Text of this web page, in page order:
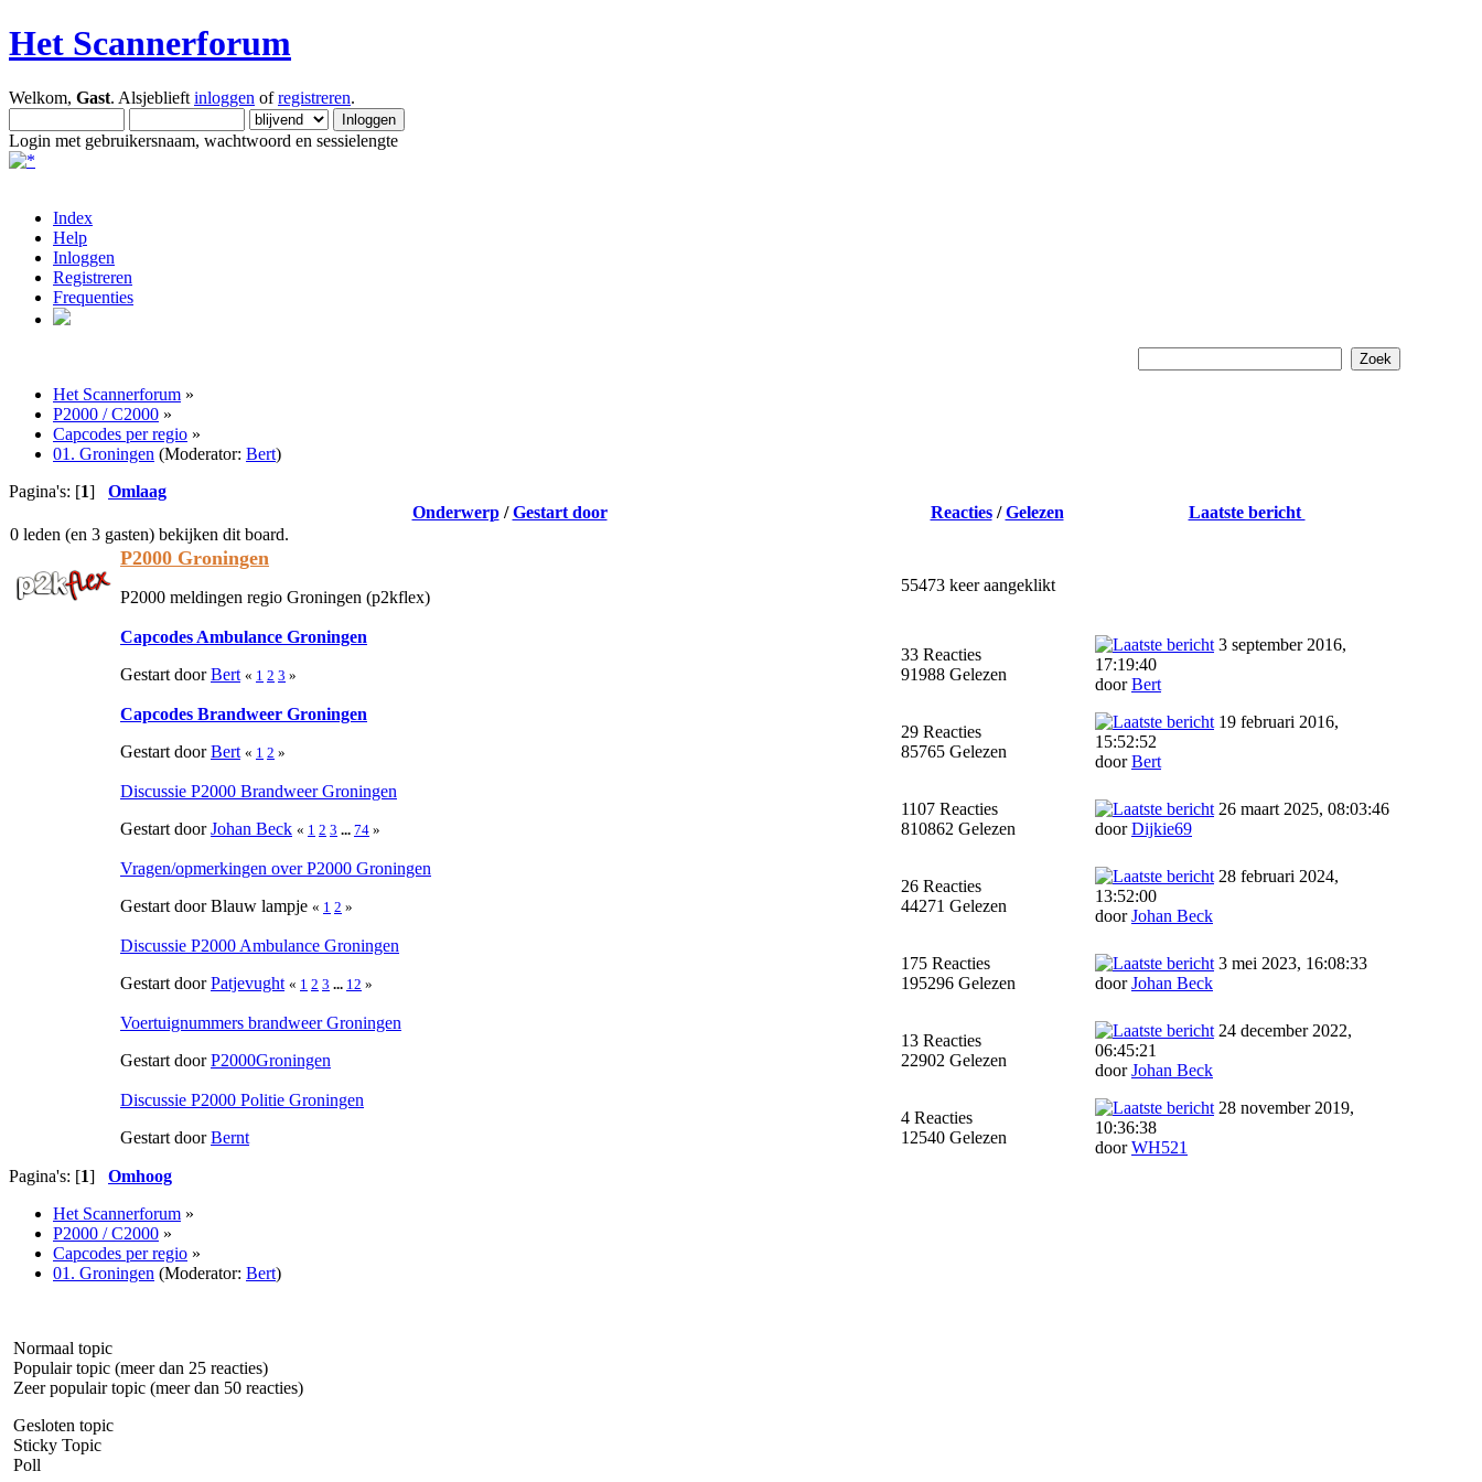
Het Scannerforum
Welkom, Gast. Alsjeblieft inloggen ofregistreren.
Login met gebruikersnaam, wachtwoord en sessielengte
Index
Help
Inloggen
Registreren
Frequenties
Het Scannerforum »
P2000 / C2000 »
Capcodes per regio »
01. Groningen (Moderator: Bert)
Pagina's: [1] Omlaag
Onderwerp/Gestart door Reacties/Gelezen
Laatste bericht
0 leden (en 3 gasten) bekijken dit board.
P2000 Groningen
P2000 meldingen regio Groningen (p2kflex)
55473 keer aangeklikt
Capcodes Ambulance Groningen
Gestart doorBert « 1 2 3 »
33 Reacties
91988 Gelezen
3 september 2016,
17:19:40
doorBert
Capcodes Brandweer Groningen
Gestart doorBert « 1 2 »
29 Reacties
85765 Gelezen
19 februari 2016,
15:52:52
doorBert
Discussie P2000 Brandweer Groningen
Gestart doorJohan Beck « 1 2 3 ... 74 »
1107 Reacties
810862 Gelezen
26 maart 2025, 08:03:46
doorDijkie69
Vragen/opmerkingen over P2000 Groningen
Gestart door Blauw lampje « 1 2 »
26 Reacties
44271 Gelezen
28 februari 2024,
13:52:00
doorJohan Beck
Discussie P2000 Ambulance Groningen
Gestart doorPatjevught « 1 2 3 ... 12 »
175 Reacties
195296 Gelezen
3 mei 2023, 16:08:33
doorJohan Beck
Voertuignummers brandweer Groningen
Gestart doorP2000Groningen
13 Reacties
22902 Gelezen
24 december 2022,
06:45:21
doorJohan Beck
Discussie P2000 Politie Groningen
Gestart doorBernt
4 Reacties
12540 Gelezen
28 november 2019,
10:36:38
doorWH521
Pagina's: [1] Omhoog
Het Scannerforum »
P2000 / C2000 »
Capcodes per regio »
01. Groningen (Moderator: Bert)
Normaal topic
Populair topic (meer dan 25 reacties)
Zeer populair topic (meer dan 50 reacties)
Gesloten topic
Sticky Topic
Poll